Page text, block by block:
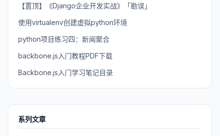
【置顶】《Django企业开发实战》「勘误」
使用virtualenv创建虚拟python环境
python项目练习四：新闻聚合
backbone.js入门教程PDF下载
Backbone.js入门学习笔记目录
系列文章